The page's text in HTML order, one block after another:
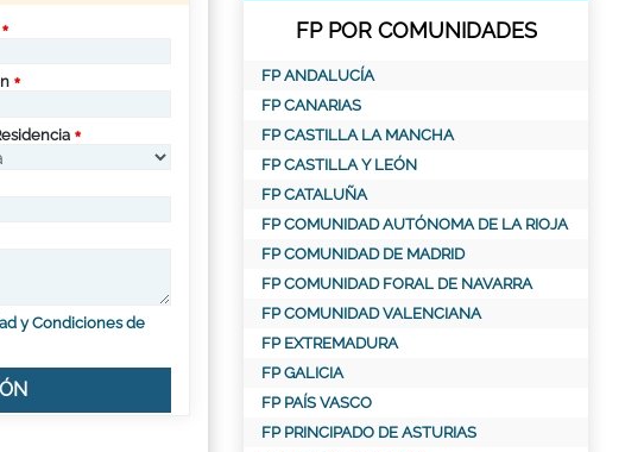
y Condiciones de
FP POR COMUNIDADES
FP ANDALUCÍA
FP CANARIAS
FP CASTILLA LA MANCHA
FP CASTILLA Y LEÓN
FP CATALUÑA
FP COMUNIDAD AUTÓNOMA DE LA RIOJA
FP COMUNIDAD DE MADRID
FP COMUNIDAD FORAL DE NAVARRA
FP COMUNIDAD VALENCIANA
FP EXTREMADURA
FP GALICIA
FP PAÍS VASCO
FP PRINCIPADO DE ASTURIAS